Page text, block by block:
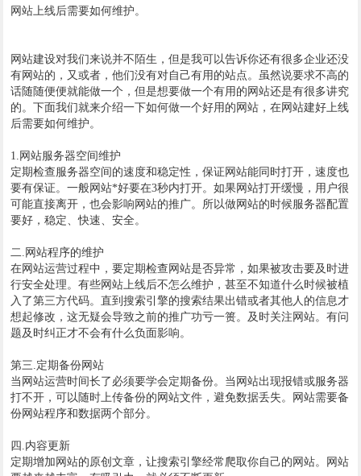
网站上线后需要如何维护。
网站建设对我们来说并不陌生，但是我可以告诉你还有很多企业还没
有网站的，又或者，他们没有对自己有用的站点。虽然说要求不高的
话随随便便就能做一个，但是想要做一个有用的网站还是有很多讲究
的。下面我们就来介绍一下如何做一个好用的网站，在网站建好上线
后需要如何维护。
1.网站服务器空间维护
定期检查服务器空间的速度和稳定性，保证网站能同时打开，速度也
要有保证。一般网站*好要在3秒内打开。如果网站打开缓慢，用户很
可能直接离开，也会影响网站的推广。所以做网站的时候服务器配置
要好，稳定、快速、安全。
二.网站程序的维护
在网站运营过程中，要定期检查网站是否异常，如果被攻击要及时进
行安全处理。有些网站上线后不怎么维护，甚至不知道什么时候被植
入了第三方代码。直到搜索引擎的搜索结果出错或者其他人的信息才
想起修改，这无疑会导致之前的推广功亏一篑。及时关注网站。有问
题及时纠正才不会有什么负面影响。
第三.定期备份网站
当网站运营时间长了必须要学会定期备份。当网站出现报错或服务器
打不开，可以随时上传备份的网站文件，避免数据丢失。网站需要备
份网站程序和数据两个部分。
四.内容更新
定期增加网站的原创文章，让搜索引擎经常爬取你自己的网站。网站